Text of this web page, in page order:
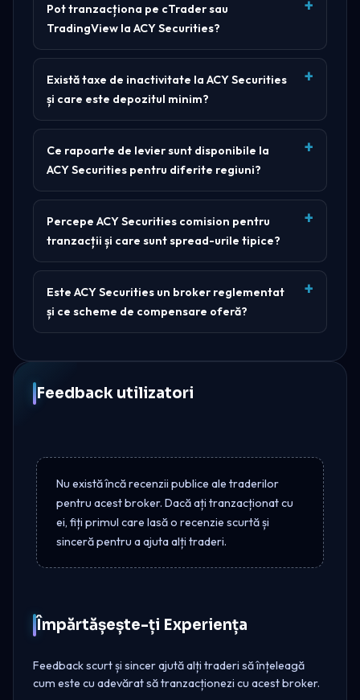
Pot tranzacționa pe cTrader sau
TradingView la ACY Securities?
Există taxe de inactivitate la ACY Securities
și care este depozitul minim?
Ce rapoarte de levier sunt disponibile la
ACY Securities pentru diferite regiuni?
Percepe ACY Securities comision pentru
tranzacții și care sunt spread-urile tipice?
Este ACY Securities un broker reglementat
și ce scheme de compensare oferă?
Feedback utilizatori
Nu există încă recenzii publice ale traderilor
pentru acest broker. Dacă ați tranzacționat cu
ei, fiți primul care lasă o recenzie scurtă și
sinceră pentru a ajuta alți traderi.
Împărtășește-ți Experiența
Feedback scurt și sincer ajută alți traderi să înțeleagă
cum este cu adevărat să tranzacționezi cu acest broker.